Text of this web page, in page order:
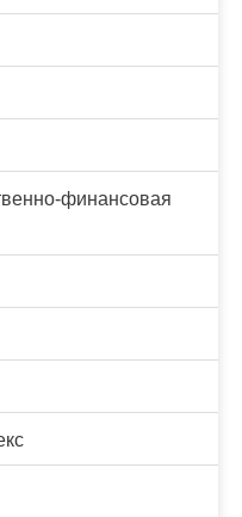
финансовая